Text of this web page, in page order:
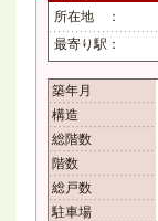
所在地 ：
最寄り駅：
築年月
構造
総階数
階数
総戸数
駐車場